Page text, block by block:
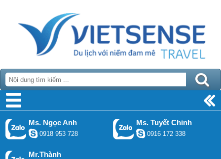
Ms. Ngọc Anh
0918 953 728
Ms. Tuyết Chinh
0916 172 338
Mr.Thành